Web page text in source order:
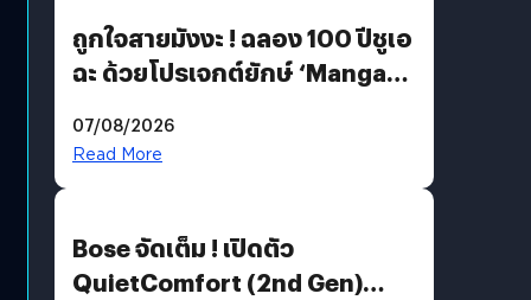
ถูกใจสายมังงะ ! ฉลอง 100 ปีชูเอ
ฉะ ด้วยโปรเจกต์ยักษ์ ‘Manga
มีภาษาไทยด้วย
07/08/2026
Read More
Bose จัดเต็ม ! เปิดตัว
QuietComfort (2nd Gen)